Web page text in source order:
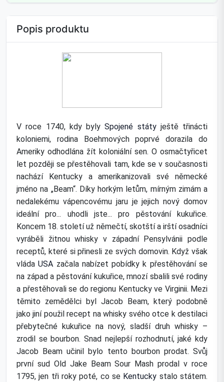
Popis produktu
V roce 1740, kdy bylySpojené státyještě třinácti
koloniemi, rodina Boehmových poprvé dorazila do
Ameriky odhodlána žít koloniální sen. O osmačtyřicet
let později se přestěhovali tam, kde se v současnosti
nachází Kentucky a amerikanizovali své německé
jméno na „Beam“. Díky horkým letům, mírným zimám a
nedalekému vápencovému jaru je jejich nový domov
ideální pro... uhodli jste... pro pěstování kukuřice.
Koncem 18. století už němečtí, skotští a irští osadníci
vyráběli žitnou whisky v západní Pensylvánii podle
receptů, které si přinesli ze svých domovin. Když však
vládaUSA začala nabízet pobídky k přestěhování se
na západ a pěstování kukuřice, mnozí sbalili své rodiny
a přestěhovali se do regionu Kentucky ve Virginii. Mezi
těmito zemědělci byl Jacob Beam, který podobně
jako jiní použil recept na whisky svého otce k destilaci
přebytečné kukuřice na nový, sladší druh whisky –
zrodil se bourbon. Snad nejlepší rozhodnutí, jaké kdy
Jacob Beam učinil bylo tento bourbon prodat. Svůj
první sud Old Jake Beam Sour Mash prodal v roce
1795, jen tři roky poté, co se Kentucky stalo státem.